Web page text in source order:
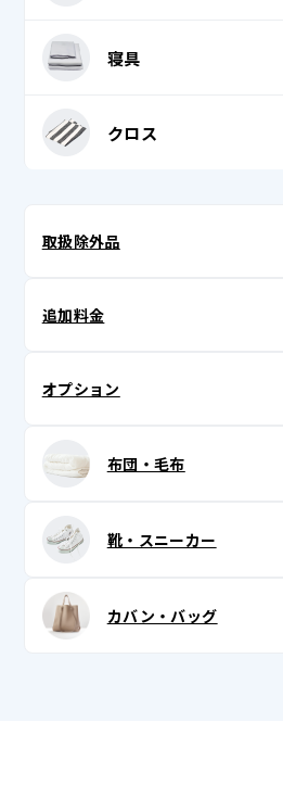
手袋
七五三着物
単衣
着物帯
半衿
半襦袢
兵児帯 (へこ帯)・三尺 (さんじゃく)
革ジャン / レザージャケット
レザーパンツ
レザー手袋 (革手袋)
寝具
シーツ
布団カバー
クロス
テーブルマット・ランチョンマット
取扱除外品
追加料金
オプション
布団・毛布
靴・スニーカー
カバン・バッグ